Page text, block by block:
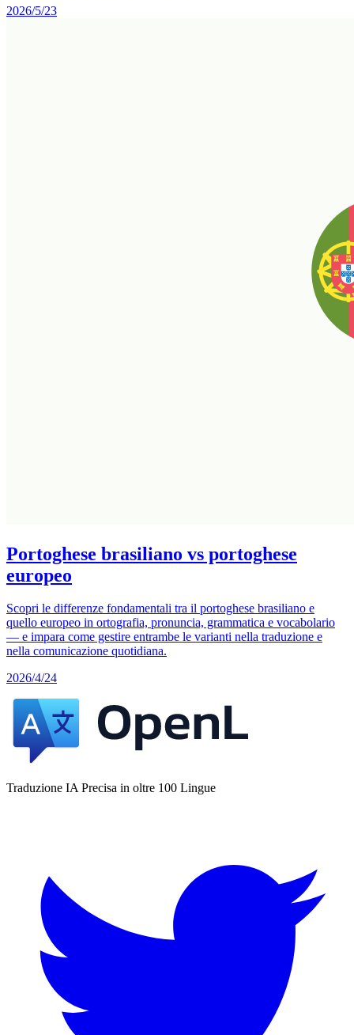
2026/5/23
Portoghese brasiliano vs portoghese
europeo
Scopri le differenze fondamentali tra il portoghese brasiliano e
quello europeo in ortografia, pronuncia, grammatica e vocabolario
— e impara come gestire entrambe le varianti nella traduzione e
nella comunicazione quotidiana.
2026/4/24
Traduzione IA Precisa in oltre 100 Lingue